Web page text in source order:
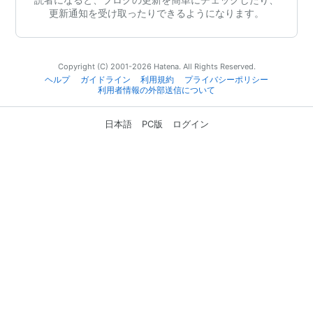
更新通知を受け取ったりできるようになります。
Copyright (C) 2001-2026 Hatena. All Rights Reserved.
ヘルプ
ガイドライン 利用規約
プライバシーポリシー
利用者情報の外部送信について
日本語 PC版 ログイン